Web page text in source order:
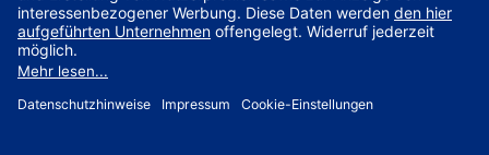
JETZT ANMELDEN